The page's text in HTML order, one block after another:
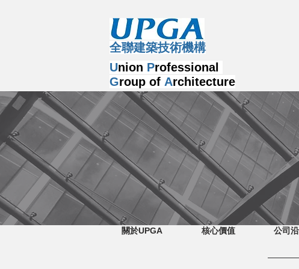
​全聯建築技術機構
Union Professional
Group of Architecture
關於UPGA 公司
核心價值